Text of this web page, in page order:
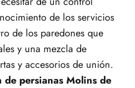
de los servicios
de los paredones que
y una mezcla de
y accesorios de unión.
de persianas Molins de